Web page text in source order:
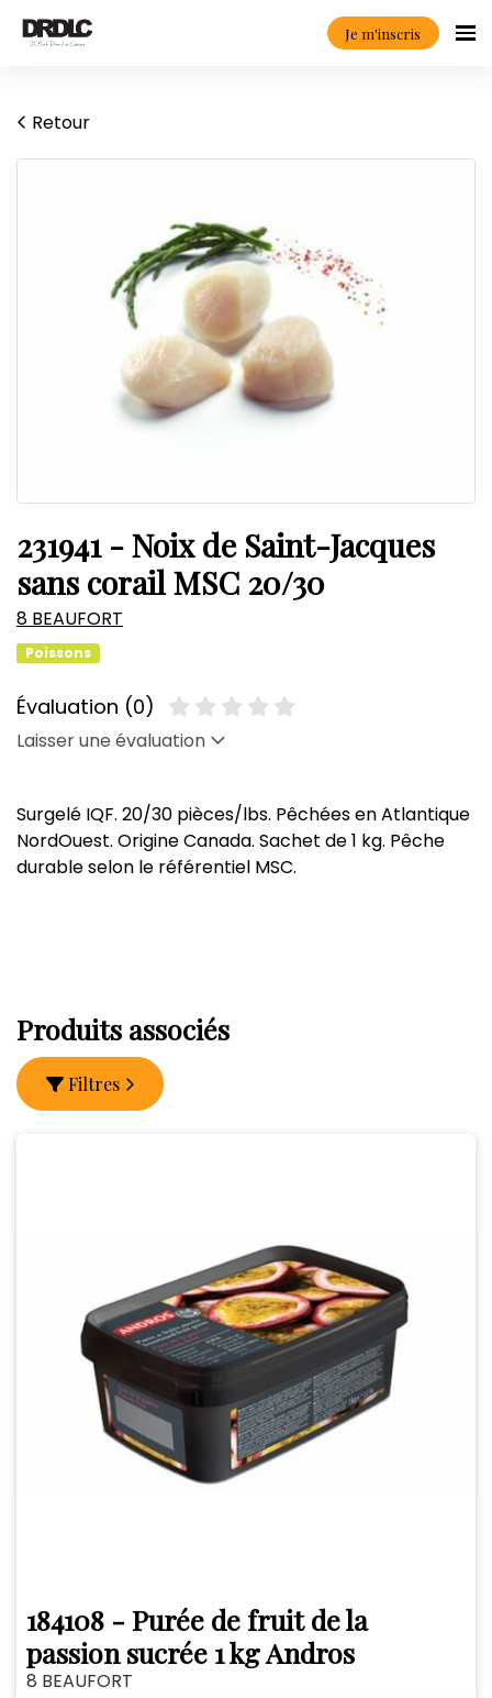
Je m'inscris
Retour
231941 - Noix de Saint-Jacques
sans corail MSC 20/30
8 BEAUFORT
Poissons
Évaluation (0)
Laisser une évaluation
Surgelé IQF. 20/30 pièces/lbs. Pêchées en Atlantique
NordOuest. Origine Canada. Sachet de 1 kg. Pêche
durable selon le référentiel MSC.
Produits associés
Filtres
184108 - Purée de fruit de la
passion sucrée 1 kg Andros
8 BEAUFORT